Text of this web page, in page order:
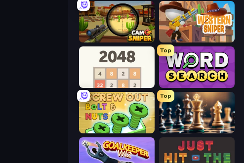
Camo Sniper Western Sniper
2048
Top
Daily Word Search
Screw Out: Bolts and Nuts
Top
Chess Free